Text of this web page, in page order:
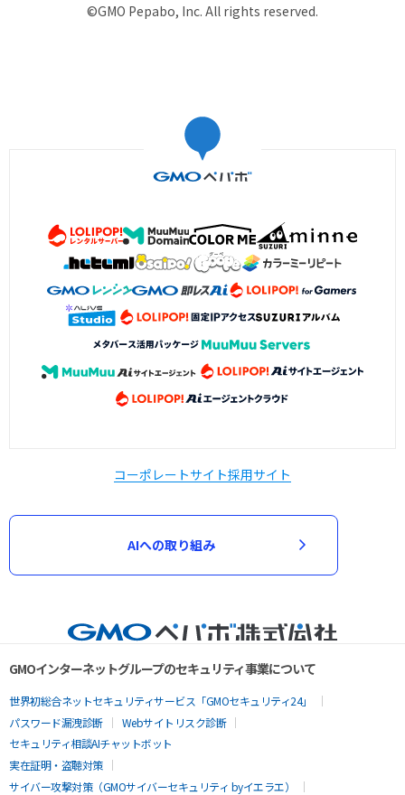
©GMO Pepabo, Inc. All rights reserved.
コーポレートサイト採用サイト
AIへの取り組み
GMOインターネットグループのセキュリティ事業について
世界初総合ネットセキュリティサービス「GMOセキュリティ24」
パスワード漏洩診断
Webサイトリスク診断
セキュリティ相談AIチャットボット
実在証明・盗聴対策
サイバー攻撃対策（GMOサイバーセキュリティ byイエラエ）